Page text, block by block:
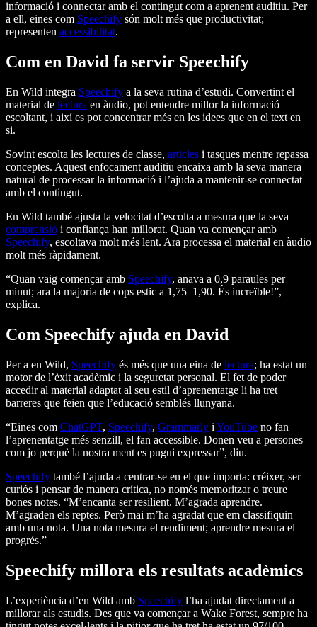
informació i connectar amb el contingut com a aprenent auditiu. Per
a ell, eines com Speechify són molt més que productivitat;
representen accessibilitat.
Com en David fa servir Speechify
En Wild integra Speechify a la seva rutina d’estudi. Convertint el
material de lectura en àudio, pot entendre millor la informació
escoltant, i així es pot concentrar més en les idees que en el text en
si.
Sovint escolta les lectures de classe, articles i tasques mentre repassa
conceptes. Aquest enfocament auditiu encaixa amb la seva manera
natural de processar la informació i l’ajuda a mantenir-se connectat
amb el contingut.
En Wild també ajusta la velocitat d’escolta a mesura que la seva
comprensió i confiança han millorat. Quan va començar amb
Speechify, escoltava molt més lent. Ara processa el material en àudio
molt més ràpidament.
“Quan vaig començar amb Speechify, anava a 0,9 paraules per
minut; ara la majoria de cops estic a 1,75–1,90. És increïble!”,
explica.
Com Speechify ajuda en David
Per a en Wild, Speechify és més que una eina de lectura; ha estat un
motor de l’èxit acadèmic i la seguretat personal. El fet de poder
accedir al material adaptat al seu estil d’aprenentatge li ha tret
barreres que feien que l’educació semblés llunyana.
“Eines com ChatGPT, Speechify, Grammarly i YouTube no fan
l’aprenentatge més senzill, el fan accessible. Donen veu a persones
com jo perquè la nostra ment es pugui expressar”, diu.
Speechify també l’ajuda a centrar-se en el que importa: créixer, ser
curiós i pensar de manera crítica, no només memoritzar o treure
bones notes. “M’encanta ser resilient. M’agrada aprendre.
M’agraden els reptes. Però mai m’ha agradat que em classifiquin
amb una nota. Una nota mesura el rendiment; aprendre mesura el
progrés.”
Speechify millora els resultats acadèmics
L’experiència d’en Wild amb Speechify l’ha ajudat directament a
millorar als estudis. Des que va començar a Wake Forest, sempre ha